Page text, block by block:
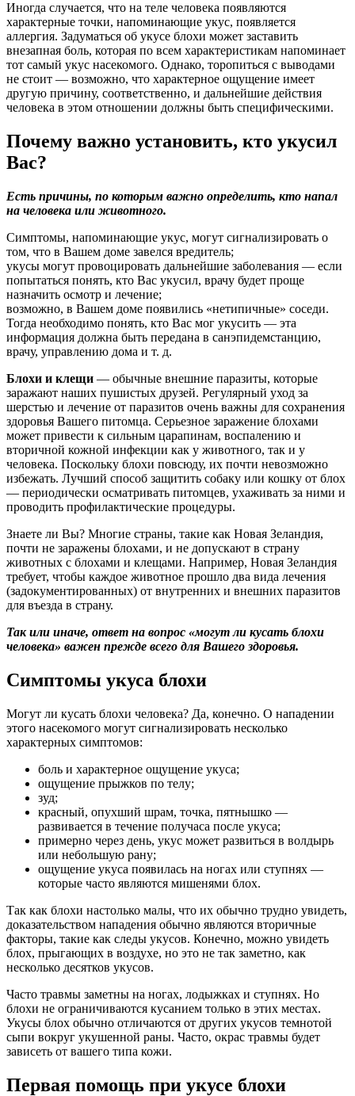
Иногда случается, что на теле человека появляются
характерные точки, напоминающие укус, появляется
аллергия. Задуматься об укусе блохи может заставить
внезапная боль, которая по всем характеристикам напоминает
тот самый укус насекомого. Однако, торопиться с выводами
не стоит — возможно, что характерное ощущение имеет
другую причину, соответственно, и дальнейшие действия
человека в этом отношении должны быть специфическими.
Почему важно установить, кто укусил
Вас?
Есть причины, по которым важно определить, кто напал
на человека или животного.
Симптомы, напоминающие укус, могут сигнализировать о
том, что в Вашем доме завелся вредитель;
укусы могут провоцировать дальнейшие заболевания — если
попытаться понять, кто Вас укусил, врачу будет проще
назначить осмотр и лечение;
возможно, в Вашем доме появились «нетипичные» соседи.
Тогда необходимо понять, кто Вас мог укусить — эта
информация должна быть передана в санэпидемстанцию,
врачу, управлению дома и т. д.
Блохи и клещи — обычные внешние паразиты, которые
заражают наших пушистых друзей. Регулярный уход за
шерстью и лечение от паразитов очень важны для сохранения
здоровья Вашего питомца. Серьезное заражение блохами
может привести к сильным царапинам, воспалению и
вторичной кожной инфекции как у животного, так и у
человека. Поскольку блохи повсюду, их почти невозможно
избежать. Лучший способ защитить собаку или кошку от блох
— периодически осматривать питомцев, ухаживать за ними и
проводить профилактические процедуры.
Знаете ли Вы? Многие страны, такие как Новая Зеландия,
почти не заражены блохами, и не допускают в страну
животных с блохами и клещами. Например, Новая Зеландия
требует, чтобы каждое животное прошло два вида лечения
(задокументированных) от внутренних и внешних паразитов
для въезда в страну.
Так или иначе, ответ на вопрос «могут ли кусать блохи
человека» важен прежде всего для Вашего здоровья.
Симптомы укуса блохи
Могут ли кусать блохи человека? Да, конечно. О нападении
этого насекомого могут сигнализировать несколько
характерных симптомов:
боль и характерное ощущение укуса;
ощущение прыжков по телу;
зуд;
красный, опухший шрам, точка, пятнышко —
развивается в течение получаса после укуса;
примерно через день, укус может развиться в волдырь
или небольшую рану;
ощущение укуса появилась на ногах или ступнях —
которые часто являются мишенями блох.
Так как блохи настолько малы, что их обычно трудно увидеть,
доказательством нападения обычно являются вторичные
факторы, такие как следы укусов. Конечно, можно увидеть
блох, прыгающих в воздухе, но это не так заметно, как
несколько десятков укусов.
Часто травмы заметны на ногах, лодыжках и ступнях. Но
блохи не ограничиваются кусанием только в этих местах.
Укусы блох обычно отличаются от других укусов темнотой
сыпи вокруг укушенной раны. Часто, окрас травмы будет
зависеть от вашего типа кожи.
Первая помощь при укусе блохи